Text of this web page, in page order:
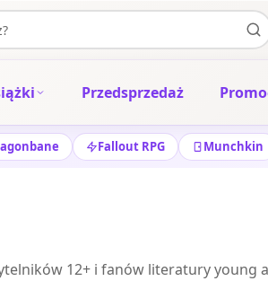
Przedsprzedaż
Fallout RPG Munchkin
12+ i fanów literatury young